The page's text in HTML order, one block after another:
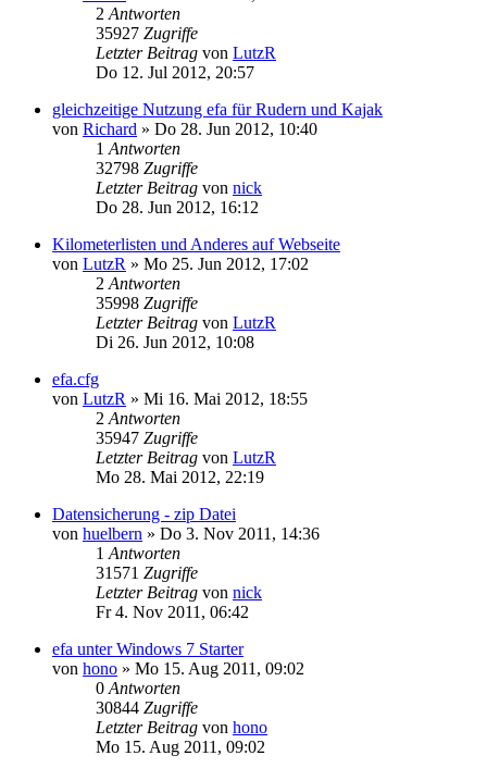
2 Antworten
35927 Zugriffe
Letzter Beitrag von LutzR
Do 12. Jul 2012, 20:57
gleichzeitige Nutzung efa für Rudern und Kajak
von Richard » Do 28. Jun 2012, 10:40
1 Antworten
32798 Zugriffe
Letzter Beitrag von nick
Do 28. Jun 2012, 16:12
Kilometerlisten und Anderes auf Webseite
von LutzR » Mo 25. Jun 2012, 17:02
2 Antworten
35998 Zugriffe
Letzter Beitrag von LutzR
Di 26. Jun 2012, 10:08
efa.cfg
von LutzR » Mi 16. Mai 2012, 18:55
2 Antworten
35947 Zugriffe
Letzter Beitrag von LutzR
Mo 28. Mai 2012, 22:19
Datensicherung - zip Datei
von huelbern » Do 3. Nov 2011, 14:36
1 Antworten
31571 Zugriffe
Letzter Beitrag von nick
Fr 4. Nov 2011, 06:42
efa unter Windows 7 Starter
von hono » Mo 15. Aug 2011, 09:02
0 Antworten
30844 Zugriffe
Letzter Beitrag von hono
Mo 15. Aug 2011, 09:02